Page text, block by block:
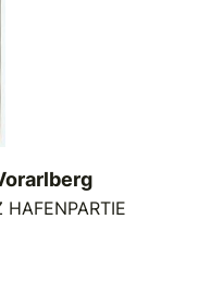
HAFENPARTIE